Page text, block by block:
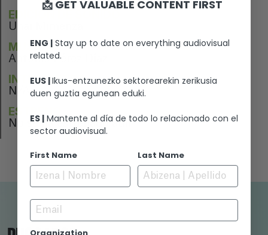
EDICIÓN DE SONIDO
Unai Mimenza
MÚSICA
Antonio Pérez Díaz
INTÉRPRETES
N/A
ESTRENO
No se ha estrenado aún
📩 GET VALUABLE CONTENT FIRST
ENG | Stay up to date on everything audiovisual
related.
EUS |Ikus-entzunezko sektorearekin zerikusia
duen guztia egunean eduki.
ES | Mantente al día de todo lo relacionado con el
sector audiovisual.
First Name Last Name
Email